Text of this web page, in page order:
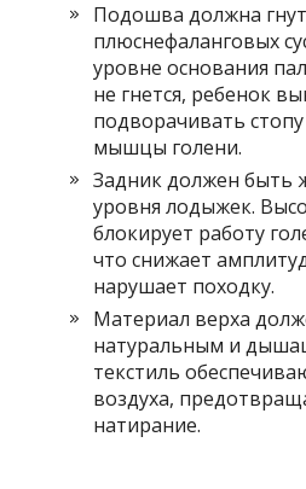
Подошва должна
плюснефаланговых
уровне основания
не гнется, ребенок
подворачивать
мышцы голени.
Задник должен быть
уровня лодыжек.
блокирует работу
что снижает
нарушает походку.
Материал верха
натуральным и
текстиль
воздуха,
натирание.